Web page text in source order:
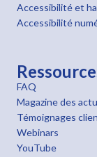
Accessibilité et
Accessibilité
FAQ
Magazine des
Témoignages
Webinars
YouTube